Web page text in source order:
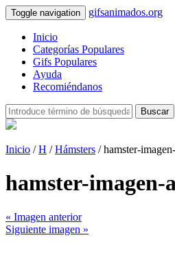
Toggle navigation gifsanimados.org
Inicio
Categorías Populares
Gifs Populares
Ayuda
Recomiéndanos
Buscar
Inicio /H /Hámsters / hamster-
hamster-imagen-
« Imagen anterior
Siguiente imagen »